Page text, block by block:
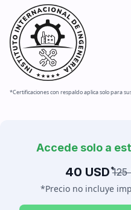
*Certificaciones con respaldo aplica solo para
Accede solo a
40 USD *125
*Precio no incluye